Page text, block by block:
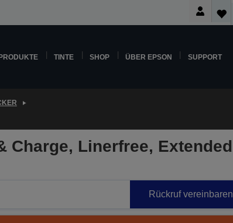
TINTE SHOP ÜBER EPSON SUPPORT
Charge, Linerfree, Extended
Rückruf vereinbaren